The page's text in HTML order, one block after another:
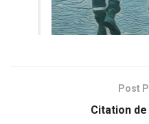
Post
Citation de